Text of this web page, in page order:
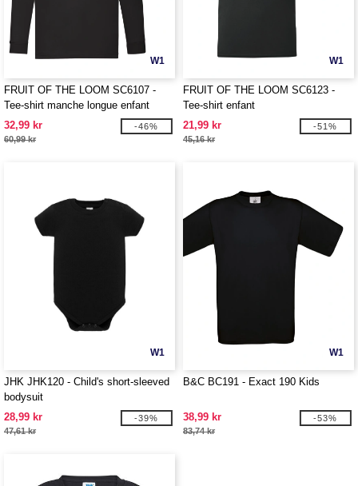
W1
FRUIT OF THE LOOM SC6107 -
Tee-shirt manche longue enfant
32,99 kr
60,99 kr
-46%
W1
FRUIT OF THE LOOM SC6123 -
Tee-shirt enfant
21,99 kr
45,16 kr
-51%
W1
JHK JHK120 - Child's short-sleeved
bodysuit
28,99 kr
47,61 kr
-39%
W1
B&C BC191 - Exact 190 Kids
38,99 kr
83,74 kr
-53%